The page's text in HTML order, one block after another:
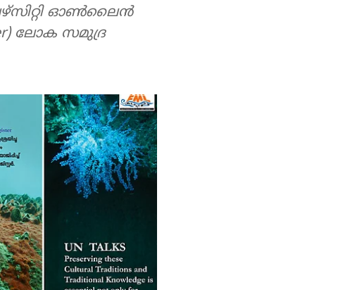
ഓൺലൈൻ
ലോക സമുദ്ര